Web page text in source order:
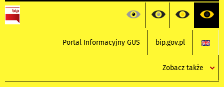
Portal Informacyjny GUS bip.gov.pl
Zobacz także